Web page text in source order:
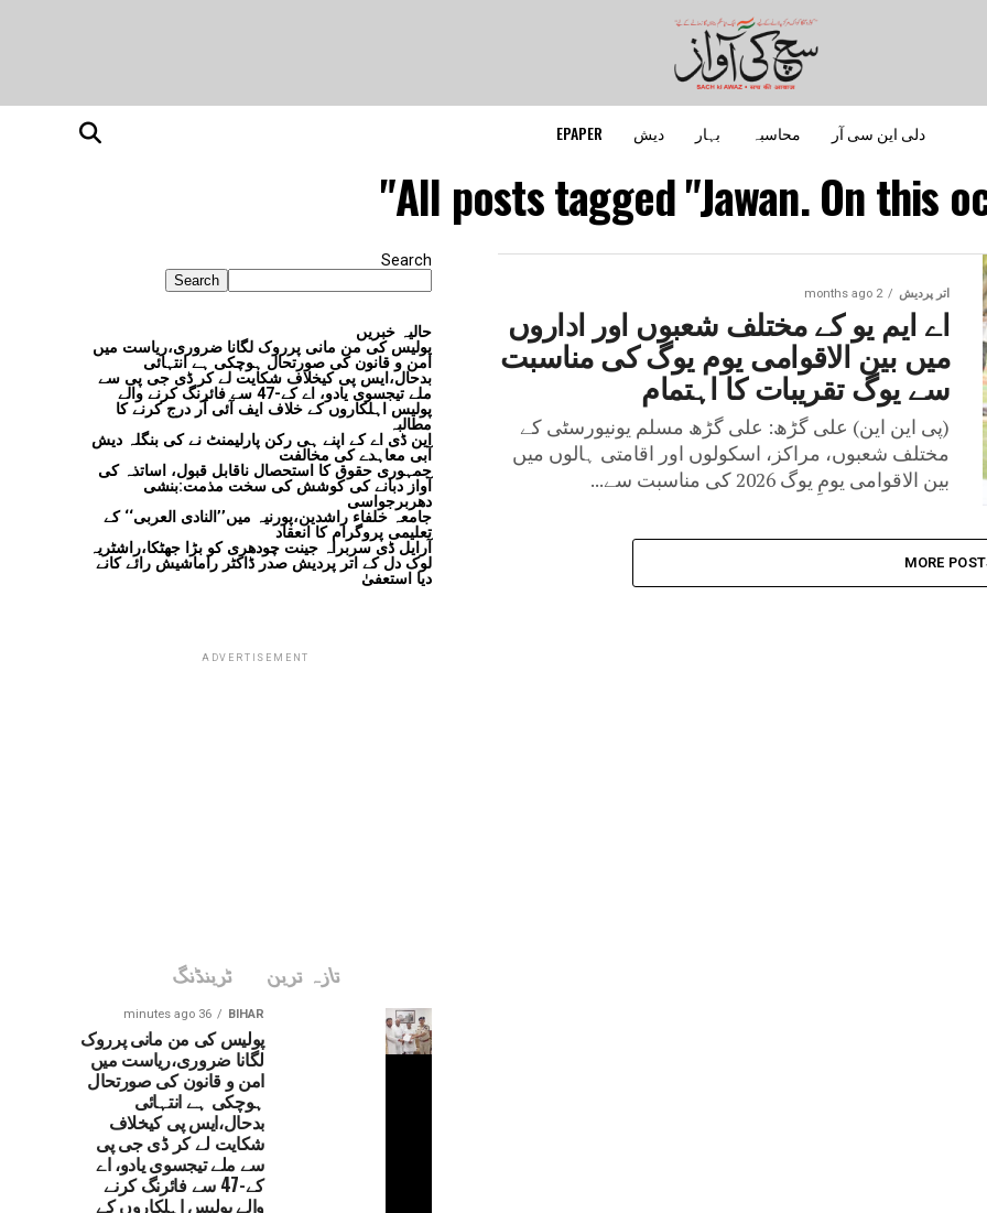
دلی این سی آر محاسبہ بہار دیش EPAPER
All posts tagged "Jawan. On this
اتر پردیش 2 months ago
اے ایم یو کے مختلف شعبوں اور اداروں
میں بین الاقوامی یوم یوگ کی مناسبت
سے یوگ تقریبات کا اہتمام
(پی این این) علی گڑھ: علی گڑھ مسلم یونیورسٹی کے
مختلف شعبوں، مراکز، اسکولوں اور اقامتی ہالوں میں
بین الاقوامی یومِ یوگ 2026 کی مناسبت سے...
MORE
Search
Search
حالیہ خبریں
پولیس کی من مانی پرروک لگانا ضروری،ریاست میں
امن و قانون کی صورتحال ہوچکی ہے انتہائی
بدحال،ایس پی کیخلاف شکایت لے کر ڈی جی پی سے
ملے تیجسوی یادو، اے کے-47 سے فائرنگ کرنے والے
پولیس اہلکاروں کے خلاف ایف آئی آر درج کرنے کا
مطالبہ
این ڈی اے کے اپنے ہی رکن پارلیمنٹ نے کی بنگلہ دیش
آبی معاہدے کی مخالفت
جمہوری حقوق کا استحصال ناقابل قبول، اساتذہ کی
آواز دبانے کی کوشش کی سخت مذمت:بنشی
دھربرجواسی
جامعہ خلفاء راشدین،پورنیہ میں’’النادی العربی‘‘ کے
تعلیمی پروگرام کا انعقاد
آرایل ڈی سربراہ جینت چودھری کو بڑا جھٹکا،راشٹریہ
لوک دل کے اتر پردیش صدر ڈاکٹر راماشیش رائے کانے
دیا استعفیٰ
ADVERTISEMENT
تازہ ترین ٹرینڈنگ
BIHAR
36 minutes ago
پولیس کی من مانی پرروک
لگانا ضروری،ریاست میں
امن و قانون کی صورتحال
ہوچکی ہے انتہائی
بدحال،ایس پی کیخلاف
شکایت لے کر ڈی جی پی
سے ملے تیجسوی یادو، اے
کے-47 سے فائرنگ کرنے
والے پولیس اہلکاروں کے